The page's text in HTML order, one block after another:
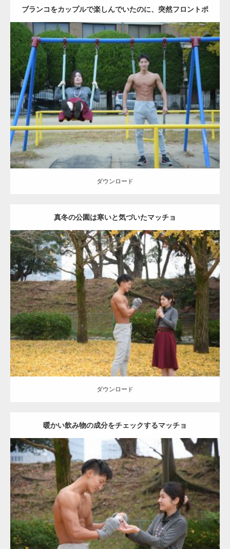
ブランコをカップルで楽しんでいたのに、突然フロントポ
ーズをするマッチョ
Update: 2021.07.6
Category:公園のマッチョ その他 AKIHITO(細マッチョ) 腹筋 大胸筋
ダウンロード
ダウンロード
真冬の公園は寒いと気づいたマッチョ
Update: 2021.07.8
Category:公園のマッチョ その他 AKIHITO(細マッチョ) 上腕三頭筋
肩
ダウンロード
ダウンロード
暖かい飲み物の成分をチェックするマッチョ
Update:2021.07.8
Category:公園のマッチョ その他 AKIHITO(細マッチョ) 上腕三頭筋
肩
ダウンロード